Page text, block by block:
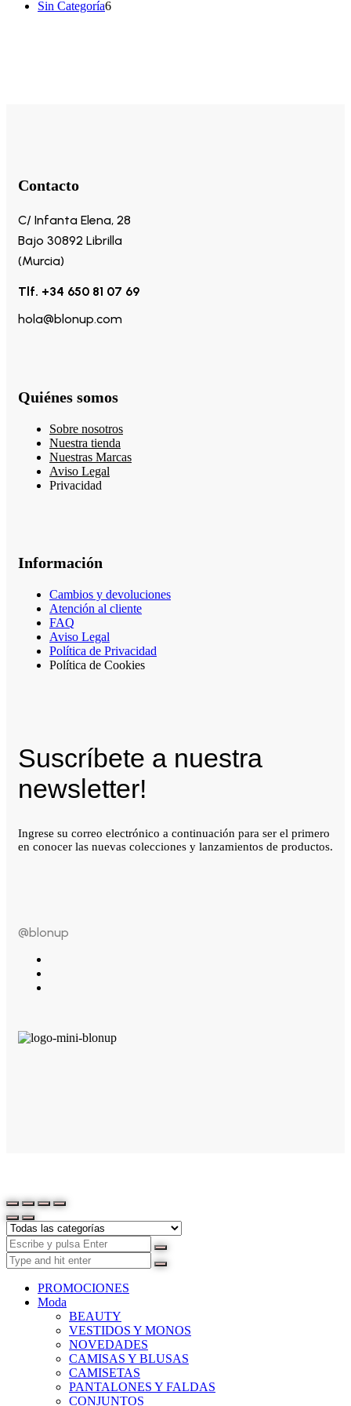
Sin Categoría66
Contacto
C/ Infanta Elena, 28
Bajo 30892 Librilla
(Murcia)
Tlf. +34 650 81 07 69
hola@blonup.com
Quiénes somos
Sobre nosotros
Nuestra tienda
Nuestras Marcas
Aviso Legal
Privacidad
Información
Cambios y devoluciones
Atención al cliente
FAQ
Aviso Legal
Política de Privacidad
Política de Cookies
Suscríbete a nuestra
newsletter!
Ingrese su correo electrónico a continuación para ser el primero
en conocer las nuevas colecciones y lanzamientos de productos.
@blonup
PROMOCIONES
Moda
BEAUTY
VESTIDOS Y MONOS
NOVEDADES
CAMISAS Y BLUSAS
CAMISETAS
PANTALONES Y FALDAS
CONJUNTOS